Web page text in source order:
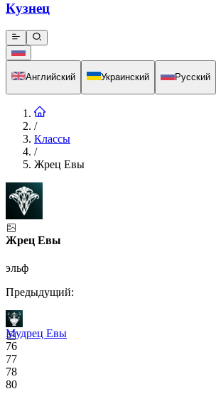
Кузнец
Английский Украинский Русский
/
Классы
/
Жрец Евы
Жрец Евы
эльф
Предыдущий:
Мудрец Евы
76
77
78
80